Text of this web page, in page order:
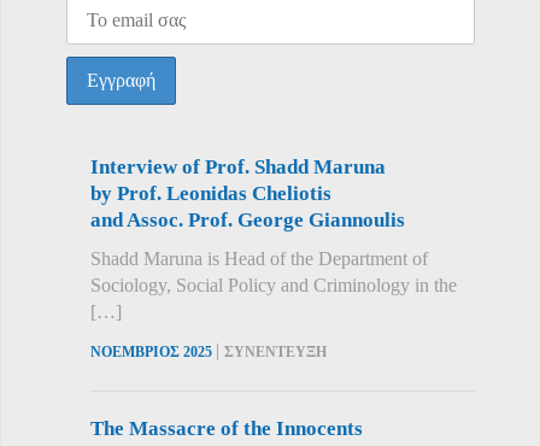
Interview of Prof. Shadd Maruna
by Prof. Leonidas Cheliotis
and Assoc. Prof. George Giannoulis
Shadd Maruna is Head of the Department of
Sociology, Social Policy and Criminology in the
[…]
ΝΟΕΜΒΡΙΟΣ 2025 | ΣΥΝΕΝΤΕΥΞΗ
The Massacre of the Innocents